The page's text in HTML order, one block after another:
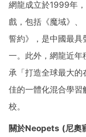
網龍成立於1999年
戲，包括《魔域》
誓約》，是中國最具
一。此外，網龍近年
承「打造全球最大
佳的一體化混合學習
校。
關於Neopets (尼奧